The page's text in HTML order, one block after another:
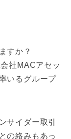
すか？
社MACアセッ
いるグループ
サイダー取引
の絡みもあっ